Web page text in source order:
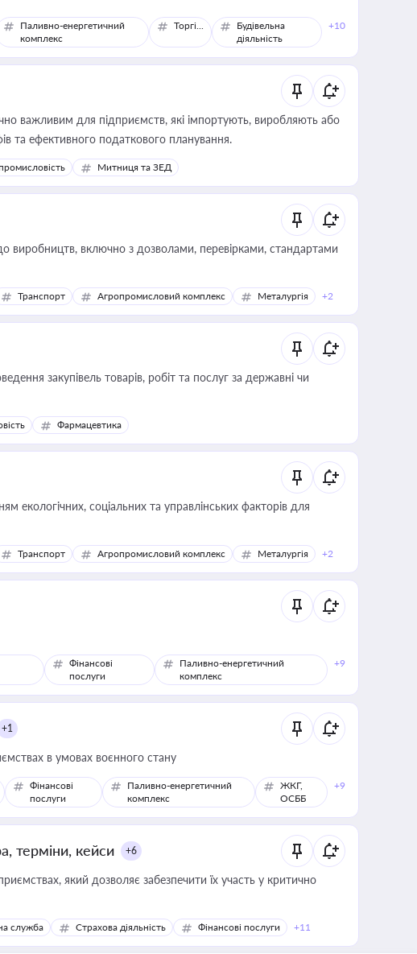
Паливно-енергетичний
комплекс
Торгівля
Будівельна
діяльність
+10
важливим для підприємств, які імпортують, виробляють або
та ефективного податкового планування.
Митниця та ЗЕД
виробництв, включно з дозволами, перевірками, стандартами
Транспорт Агропромисловий комплекс Металургія +2
закупівель товарів, робіт та послуг за державні чи
Фармацевтика
екологічних, соціальних та управлінських факторів для
Транспорт Агропромисловий комплекс Металургія +2
Фінансові
послуги
Паливно-енергетичний
комплекс
+9
+1
в умовах воєнного стану
Фінансові
послуги
Паливно-енергетичний
комплекс
ЖКГ,
ОСББ
+9
терміни, кейси +6
який дозволяє забезпечити їх участь у критично
служба Страхова діяльність Фінансові послуги +11